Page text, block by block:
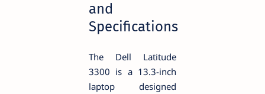
and
Specifications
The Dell Latitude
3300 is a 13.3-inch
laptop designed